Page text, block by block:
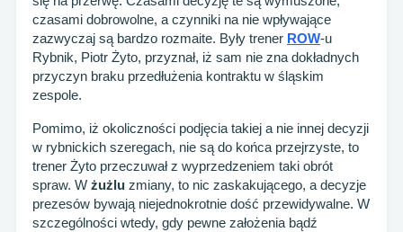
czasami dobrowolne, a czynniki na nie wpływające
zazwyczaj są bardzo rozmaite. Były trener ROW-u
Rybnik, Piotr Żyto, przyznał, iż sam nie zna dokładnych
przyczyn braku przedłużenia kontraktu w śląskim
zespole.
Pomimo, iż okoliczności podjęcia takiej a nie innej decyzji
w rybnickich szeregach, nie są do końca przejrzyste, to
trener Żyto przeczuwał z wyprzedzeniem taki obrót
spraw. W żużlu zmiany, to nic zaskakującego, a decyzje
prezesów bywają niejednokrotnie dość przewidywalne. W
szczególności wtedy, gdy pewne założenia bądź